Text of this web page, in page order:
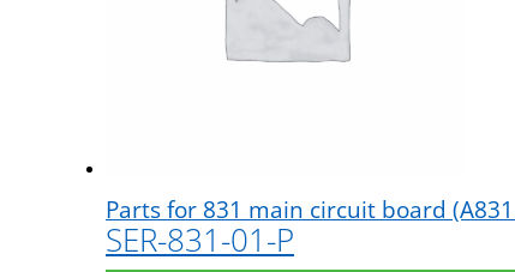
Parts for 831 main circuit board
SER-831-01-P